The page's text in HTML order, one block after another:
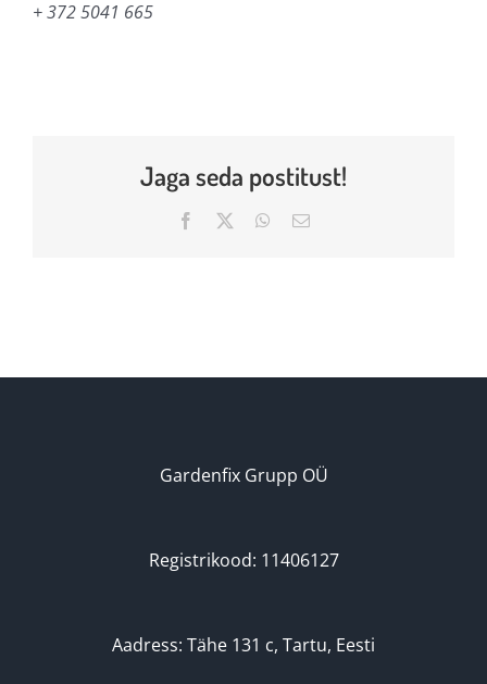
+ 372 5041 665
Jaga seda postitust!
Facebook WhatsApp
Email
Gardenfix Grupp OÜ
Registrikood: 11406127
Aadress: Tähe 131 c, Tartu, Eesti